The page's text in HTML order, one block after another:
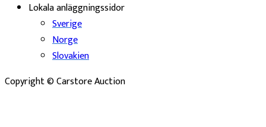
Lokala anläggningssidor
Sverige
Norge
Slovakien
Copyright © Carstore Auction